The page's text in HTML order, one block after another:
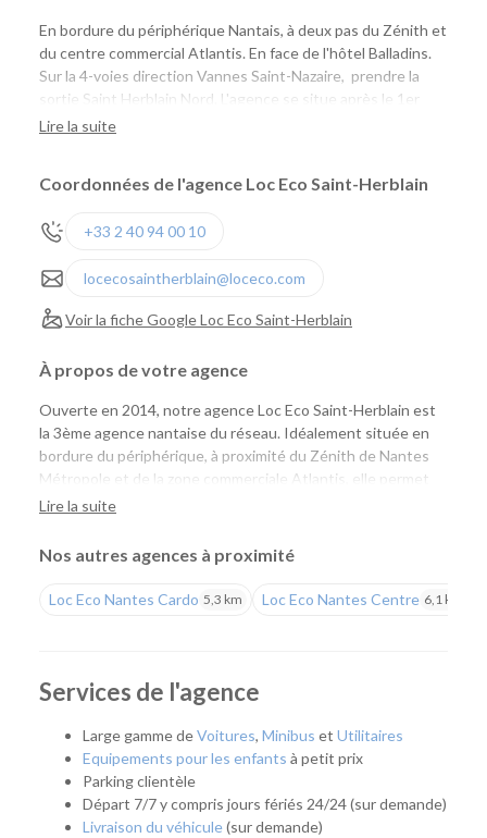
En bordure du périphérique Nantais, à deux pas du Zénith et
du centre commercial Atlantis. En face de l'hôtel Balladins.
Sur la 4-voies direction Vannes Saint-Nazaire, prendre la
sortie Saint Herblain Nord. L'agence se situe après le 1er
Rond-Point à droite, juste après le magasin Chlorophylle.
Lire la suite
Coordonnées de l'agence Loc Eco Saint-Herblain
+33 2 40 94 00 10
locecosaintherblain@loceco.com
Voir la fiche Google Loc Eco Saint-Herblain
À propos de votre agence
Ouverte en 2014, notre agence Loc Eco Saint-Herblain est
la 3ème agence nantaise du réseau. Idéalement située en
bordure du périphérique, à proximité du Zénith de Nantes
Métropole et de la zone commerciale Atlantis, elle permet
aux particuliers comme aux professionnels de louer
projets. Facile d'accès, elle constitue un point de départ
pratique pour rejoindre Nantes, la côte Atlantique ou les
grands axes de l'ouest.
Que vous prépariez un déménagement, des travaux, un
déplacement professionnel, un départ en vacances ou que
vous ayez besoin de remplacer temporairement votre
véhicule, notre agence vous accompagne avec une solution
adaptée. Son emplacement est idéal pour les habitants de
Saint-Herblain, Orvault, Sautron, Couëron ou encore de
l'ouest de la métropole nantaise.
Lire la suite
Nos autres agences à proximité
Loc Eco Nantes Cardo 5,3 km Loc Eco Nantes Centre 6,1 km
Services de l'agence
Large gamme deVoitures, Minibus et Utilitaires
Equipements pour les enfants à petit prix
Parking clientèle
Départ 7/7 y compris jours fériés 24/24 (sur demande)
Livraison du véhicule(sur demande)